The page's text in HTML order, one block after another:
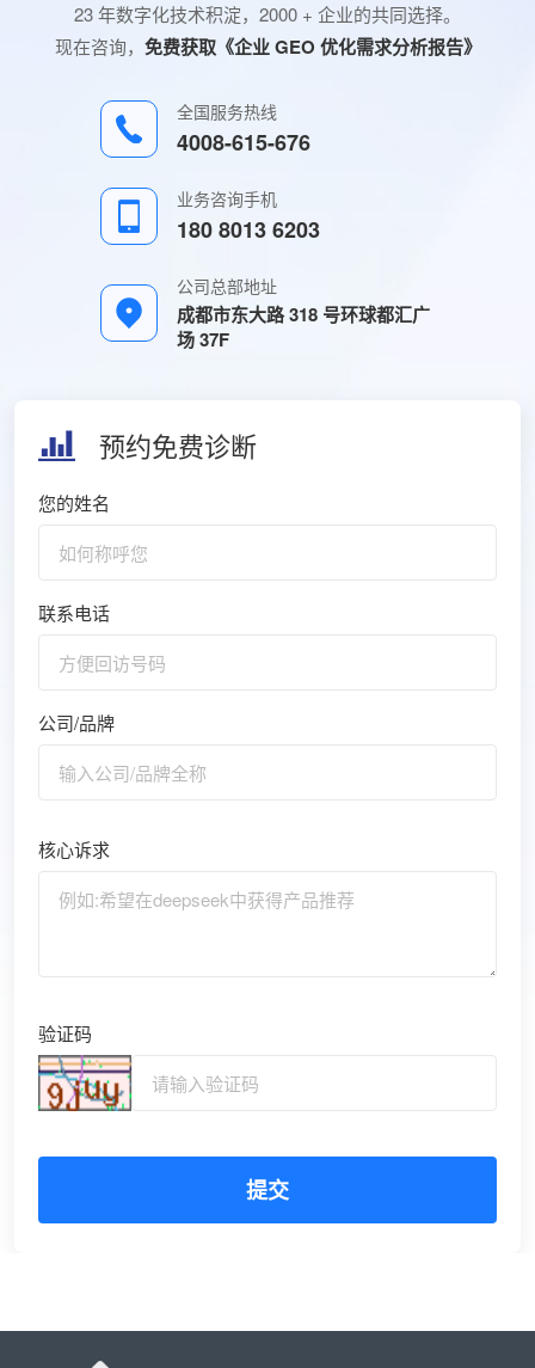
23 年数字化技术积淀，2000 + 企业的共同选择。
现在咨询， 免费获取《企业 GEO 优化需求分析报告》
全国服务热线
4008-615-676
业务咨询手机
180 8013 6203
公司总部地址
成都市东大路 318 号环球都汇广
场 37F
预约免费诊断
您的姓名
联系电话
公司/品牌
核心诉求
验证码
提交